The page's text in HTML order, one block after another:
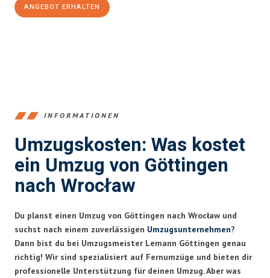
ANGEBOT ERHALTEN
INFORMATIONEN
Umzugskosten: Was kostet
ein Umzug von Göttingen
nach Wrocław
Du planst einen Umzug von Göttingen nach Wrocław und
suchst nach einem zuverlässigen Umzugsunternehmen?
Dann bist du bei Umzugsmeister Lemann Göttingen genau
richtig! Wir sind spezialisiert auf Fernumzüge und bieten dir
professionelle Unterstützung für deinen Umzug. Aber was